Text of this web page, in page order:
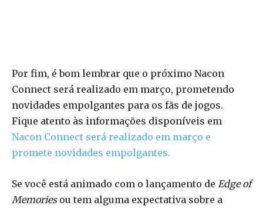
Por fim, é bom lembrar que o próximo Nacon
Connect será realizado em março, prometendo
novidades empolgantes para os fãs de jogos.
Fique atento às informações disponíveis em
Nacon Connect será realizado em março e
promete novidades empolgantes.
Se você está animado com o lançamento de Edge of
Memoriesou tem alguma expectativa sobre a